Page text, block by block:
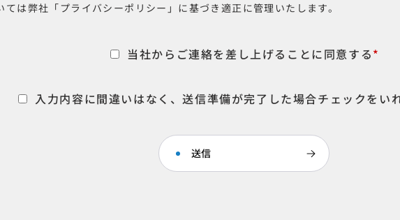
は弊社「プライバシーポリシー」に基づき適正に管理いたします。
当社からご連絡を差し上げることに同意する*
入力内容に間違いはなく、送信準備が完了した場合チェックをい